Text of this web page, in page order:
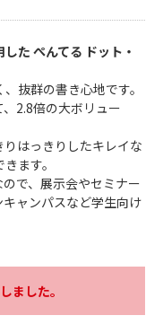
ャープペンシル
た ぺんてる ドット・
抜群の書き心地です。
2.8倍の大ボリュー
はっきりしたキレイな
ます。
で、展示会やセミナー
ャンパスなど学生向け
ました。